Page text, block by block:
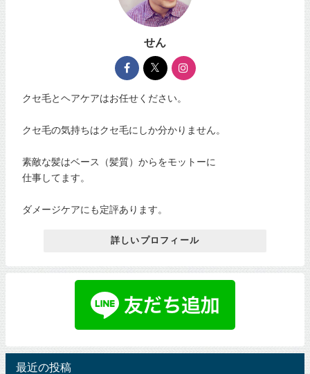
せん
クセ毛とヘアケアはお任せください。
クセ毛の気持ちはクセ毛にしか分かりません。
素敵な髪はベース（髪質）からをモットーに
仕事してます。
ダメージケアにも定評あります。
詳しいプロフィール
最近の投稿